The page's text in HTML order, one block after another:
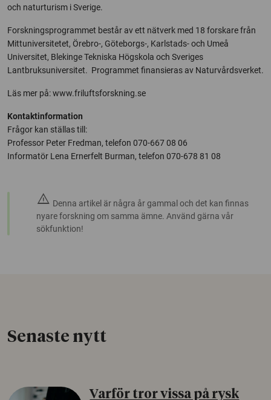
och naturturism i Sverige.
Forskningsprogrammet består av ett nätverk med 18 forskare från
Mittuniversitetet, Örebro-, Göteborgs-, Karlstads- och Umeå
Universitet, Blekinge Tekniska Högskola och Sveriges
Lantbruksuniversitet. Programmet finansieras av Naturvårdsverket.
Läs mer på: www.friluftsforskning.se
Kontaktinformation
Frågor kan ställas till:
Professor Peter Fredman, telefon 070-667 08 06
Informatör Lena Ernerfelt Burman, telefon 070-678 81 08
warning Denna artikel är några år gammal och det kan finnas
nyare forskning om samma ämne. Använd gärna vår
sökfunktion!
Senaste nytt
Varför tror vissa på rysk